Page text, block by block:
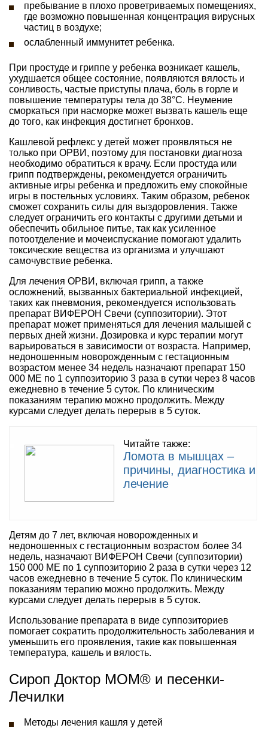
пребывание в плохо проветриваемых помещениях,
где возможно повышенная концентрация вирусных
частиц в воздухе;
ослабленный иммунитет ребенка.
При простуде и гриппе у ребенка возникает кашель,
ухудшается общее состояние, появляются вялость и
сонливость, частые приступы плача, боль в горле и
повышение температуры тела до 38°С. Неумение
сморкаться при насморке может вызвать кашель еще
до того, как инфекция достигнет бронхов.
Кашлевой рефлекс у детей может проявляться не
только при ОРВИ, поэтому для постановки диагноза
необходимо обратиться к врачу. Если простуда или
грипп подтверждены, рекомендуется ограничить
активные игры ребенка и предложить ему спокойные
игры в постельных условиях. Таким образом, ребенок
сможет сохранить силы для выздоровления. Также
следует ограничить его контакты с другими детьми и
обеспечить обильное питье, так как усиленное
потоотделение и мочеиспускание помогают удалить
токсические вещества из организма и улучшают
самочувствие ребенка.
Для лечения ОРВИ, включая грипп, а также
осложнений, вызванных бактериальной инфекцией,
таких как пневмония, рекомендуется использовать
препарат ВИФЕРОН Свечи (суппозитории). Этот
препарат может применяться для лечения малышей с
первых дней жизни. Дозировка и курс терапии могут
варьироваться в зависимости от возраста. Например,
недоношенным новорожденным с гестационным
возрастом менее 34 недель назначают препарат 150
000 ME по 1 суппозиторию 3 раза в сутки через 8 часов
ежедневно в течение 5 суток. По клиническим
показаниям терапию можно продолжить. Между
курсами следует делать перерыв в 5 суток.
Читайте также:
Ломота в мышцах –
причины, диагностика и
лечение
Детям до 7 лет, включая новорожденных и
недоношенных с гестационным возрастом более 34
недель, назначают ВИФЕРОН Свечи (суппозитории)
150 000 ME по 1 суппозиторию 2 раза в сутки через 12
часов ежедневно в течение 5 суток. По клиническим
показаниям терапию можно продолжить. Между
курсами следует делать перерыв в 5 суток.
Использование препарата в виде суппозиториев
помогает сократить продолжительность заболевания и
уменьшить его проявления, такие как повышенная
температура, кашель и вялость.
Сироп Доктор МОМ® и песенки-
Лечилки
Методы лечения кашля у детей